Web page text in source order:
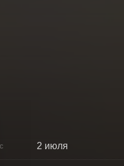
2 июля